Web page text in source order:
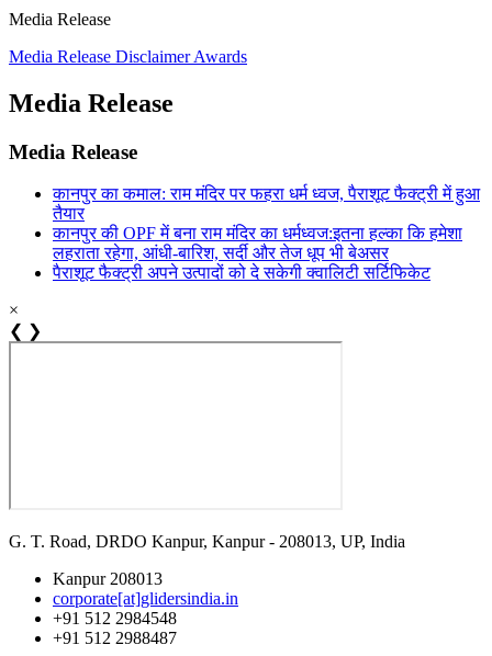
Media Release
Media Release DisclaimerAwards
Media Release
Media Release
कानपुर का कमाल: राम मंदिर पर फहरा धर्म ध्वज, पैराशूट फैक्ट्री में हुआ
तैयार
कानपुर की OPF में बना राम मंदिर का धर्मध्वज:इतना हल्का कि हमेशा
लहराता रहेगा, आंधी-बारिश, सर्दी और तेज धूप भी बेअसर
पैराशूट फैक्ट्री अपने उत्पादों को दे सकेगी क्वालिटी सर्टिफिकेट
×
❮ ❯
G. T. Road, DRDO Kanpur, Kanpur - 208013, UP, India
Kanpur 208013
corporate[at]glidersindia.in
+91 512 2984548
+91 512 2988487